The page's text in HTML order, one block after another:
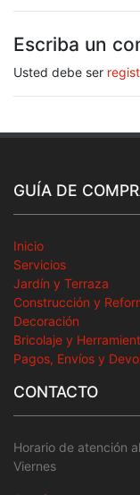
Escriba un
Usted debe ser
GUÍA DE
Inicio
Servicios
Jardín y Terraza
Construcción y
Decoración
Bricolaje y
Pagos, Envíos y
CONTACTO
Horario de atención
Viernes